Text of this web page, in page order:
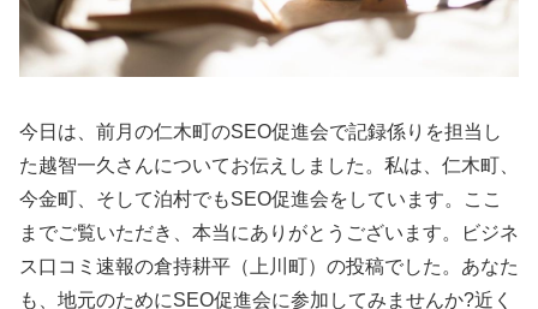
今日は、前月の仁木町のSEO促進会で記録係りを担当し
た越智一久さんについてお伝えしました。私は、仁木町、
今金町、そして泊村でもSEO促進会をしています。ここ
までご覧いただき、本当にありがとうございます。ビジネ
ス口コミ速報の倉持耕平（上川町）の投稿でした。あなた
も、地元のためにSEO促進会に参加してみませんか?近く